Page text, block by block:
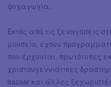
ψυχαγωγία.
Εκτός από τις ξεναγήσεις
μουσείο, έχουν
που έρχονται, πρωτότυπες
χριστουγεννιάτικες
bazaar και άλλες